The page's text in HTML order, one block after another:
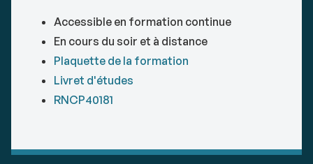
Accessible en formation continue
En cours du soir et à distance
Plaquette de la formation
Livret d'études
RNCP40181